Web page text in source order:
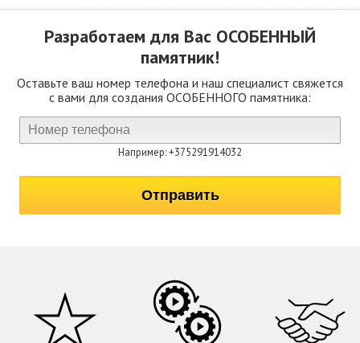
Разработаем для Вас ОСОБЕННЫЙ
памятник!
Оставьте ваш номер телефона и наш специалист свяжется
с вами для создания ОСОБЕННОГО памятника:
Например: +375291914032